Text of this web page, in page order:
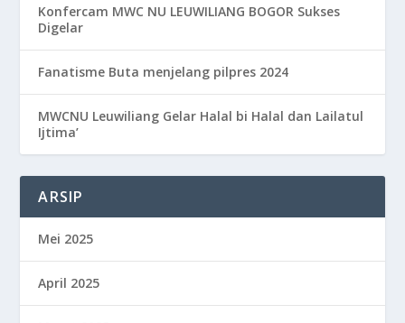
Konfercam MWC NU LEUWILIANG BOGOR Sukses
Digelar
Fanatisme Buta menjelang pilpres 2024
MWCNU Leuwiliang Gelar Halal bi Halal dan Lailatul
Ijtima’
ARSIP
Mei 2025
April 2025